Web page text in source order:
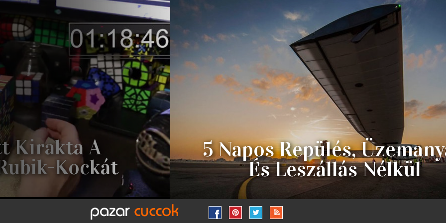
5 Napos Repülés,
És Leszállás Nélkül
Kirakta A
Kockát
RUBIK-KOCKÁT, AZ NEM
VALAKITŐL, AKI NEM TÉRBELI
EDZŐDÖTT, MOST VAN